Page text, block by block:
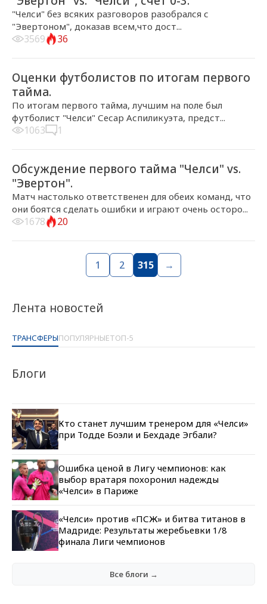
Лента новостей
ТРАНСФЕРЫПОПУЛЯРНЫЕТОП-5
Блоги
Кто станет лучшим тренером для «Челси»
при Тодде Боэли и Бехдаде Эгбали?
Ошибка ценой в Лигу чемпионов: как
выбор вратаря похоронил надежды
«Челси» в Париже
«Челси» против «ПСЖ» и битва титанов в
Мадриде: Результаты жеребьевки 1/8
финала Лиги чемпионов
Все блоги →
"Челси" без всяких разговоров разобрался с
"Эвертоном", доказав всем,что дост...
3569 36
2017-04-30, 16:57 ГЛАВНЫЕ НОВОСТИ
Оценки футболистов по итогам первого
тайма.
По итогам первого тайма, лучшим на поле был
футболист "Челси" Сесар Аспиликуэта, предст...
1063 1
2017-04-30, 16:52 ГЛАВНЫЕ НОВОСТИ
Обсуждение первого тайма "Челси" vs.
"Эвертон".
Матч настолько ответственен для обеих команд, что
они боятся сделать ошибки и играют очень осторо...
1678 20
1 2 315 →